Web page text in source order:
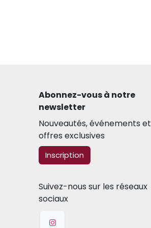
Abonnez-vous à notre
newsletter​
Nouveautés, événements et
offres exclusives
​​​​Inscription
Suivez-nous sur les réseaux
sociaux